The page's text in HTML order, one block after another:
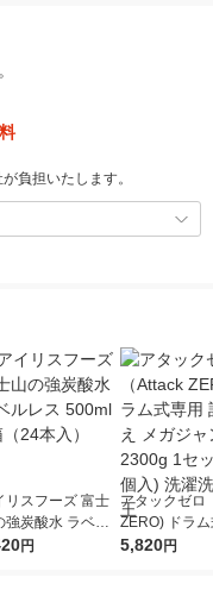
負担いたします。
リスフーズ 富士
強炭酸水 ラベル
500ml 1箱（24
円
アタックゼロ
ZERO) ドラ
詰め替え メガ
5,820円